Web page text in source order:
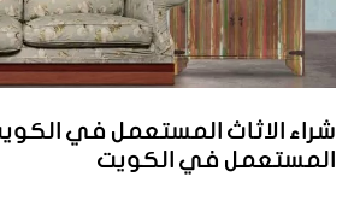
شراء الاثاث المستعمل في
المستعمل في الكويت